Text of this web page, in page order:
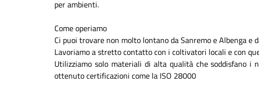
per ambienti.
Come operiamo
Ci puoi trovare non molto lontano da Sanremo e Albenga e
Lavoriamo a stretto contatto con i coltivatori locali e con
Utilizziamo solo materiali di alta qualità che soddisfano i
ottenuto certificazioni come la ISO 28000